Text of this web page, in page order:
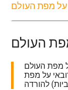
על מפת העולם
העולם
מפת העולם
על מפת